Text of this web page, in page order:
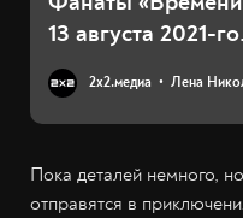
13 августа 2021-
2х2.медиа Лена
Пока деталей немного,
отправятся в